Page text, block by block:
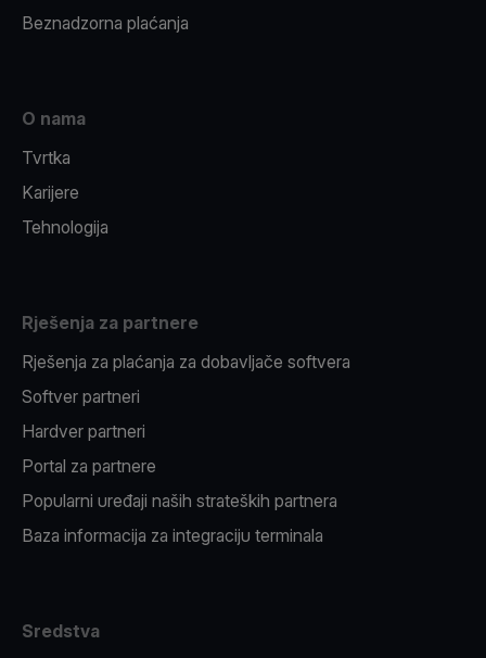
Beznadzorna plaćanja
O nama
Tvrtka
Karijere
Tehnologija
Rješenja za partnere
Rješenja za plaćanja za dobavljače softvera
Softver partneri
Hardver partneri
Portal za partnere
Popularni uređaji naših strateških partnera
Baza informacija za integraciju terminala
Sredstva